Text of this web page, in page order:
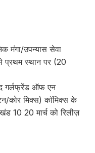
मंगा/उपन्यास सेवा
प्रथम स्थान पर (20
द गर्लफ्रेंड ऑफ एन
कोर मिक्स) कॉमिक्स के
10 20 मार्च को रिलीज़